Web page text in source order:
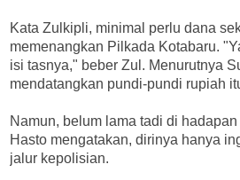
Kata Zulkipli, minimal perlu dana
memenangkan Pilkada Kotabaru.
isi tasnya," beber Zul. Menurutnya
mendatangkan pundi-pundi rupiah
Namun, belum lama tadi di
Hasto mengatakan, dirinya hanya
jalur kepolisian.